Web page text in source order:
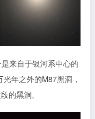
来自于银河系中心的
年之外的M87黑洞，
的黑洞。